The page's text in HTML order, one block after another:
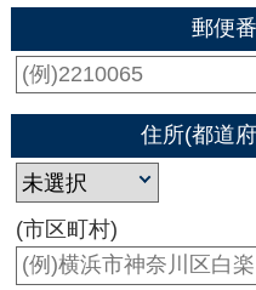
郵便
住所(都道
(市区町村)